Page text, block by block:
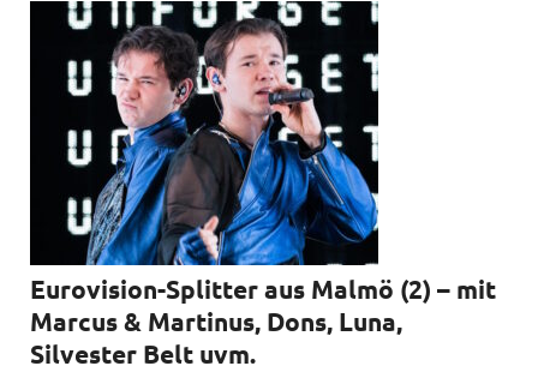
Eurovision-Splitter aus Malmö (2) – mit
Marcus & Martinus, Dons, Luna,
Silvester Belt uvm.